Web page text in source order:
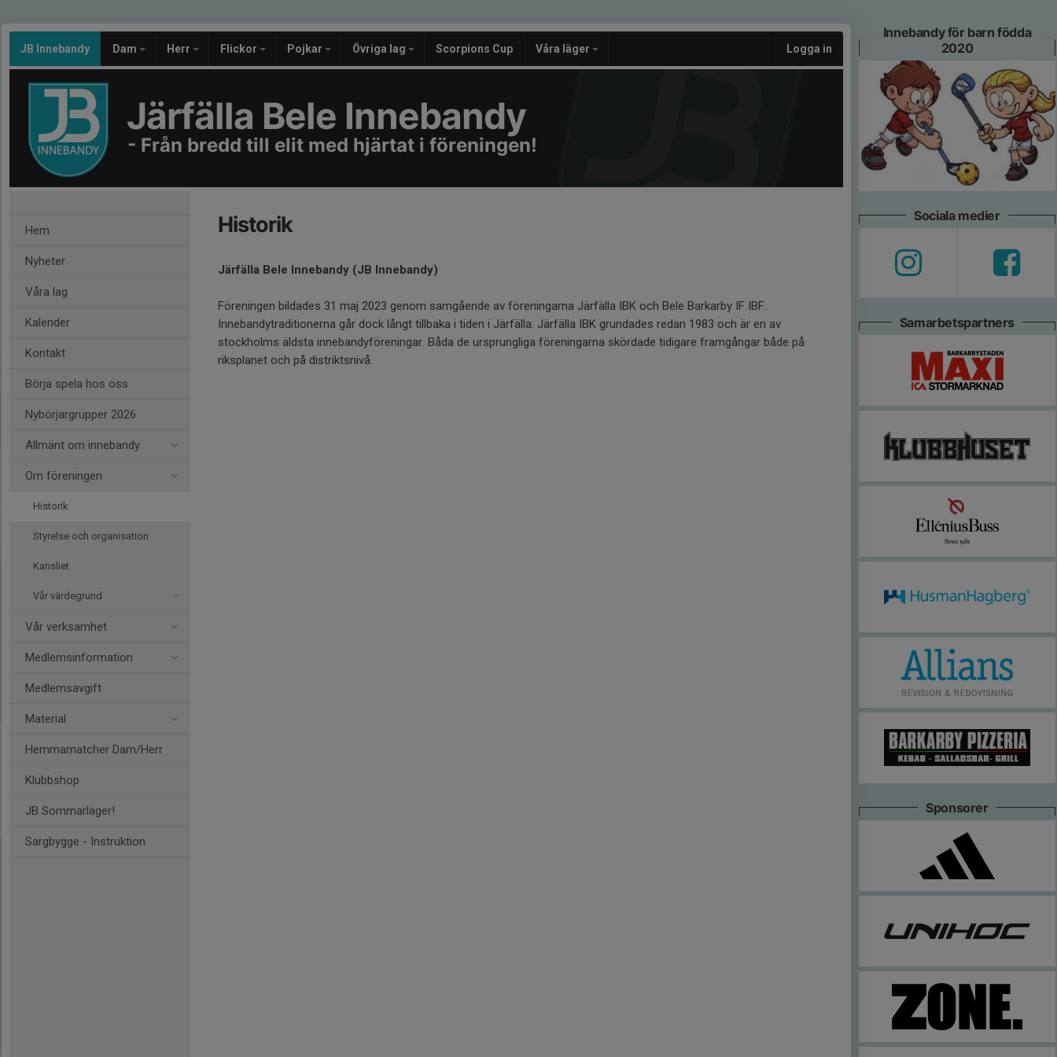
JB Innebandy Dam Herr Flickor Pojkar Övriga lag Scorpions Cup Våra läger Logga in
Järfälla Bele Innebandy
- Från bredd till elit med hjärtat i föreningen!
Hem
Nyheter
Våra lag
Kalender
Kontakt
Börja spela hos oss
Nybörjargrupper 2026
Allmänt om innebandy
Om föreningen
Historik
Styrelse och organisation
Kansliet
Vår värdegrund
Vår verksamhet
Medlemsinformation
Medlemsavgift
Material
Hemmamatcher Dam/Herr
Klubbshop
JB Sommarläger!
Sargbygge - Instruktion
Historik
Järfälla Bele Innebandy (JB Innebandy)
Föreningen bildades 31 maj 2023 genom samgående av föreningarna Järfälla IBK och Bele Barkarby IF IBF.
Innebandytraditionerna går dock långt tillbaka i tiden i Järfälla. Järfälla IBK grundades redan 1983 och är en av
stockholms äldsta innebandyföreningar. Båda de ursprungliga föreningarna skördade tidigare framgångar både på
riksplanet och på distriktsnivå.
Innebandy för barn födda
2020
Sociala medier
Samarbetspartners
Sponsorer